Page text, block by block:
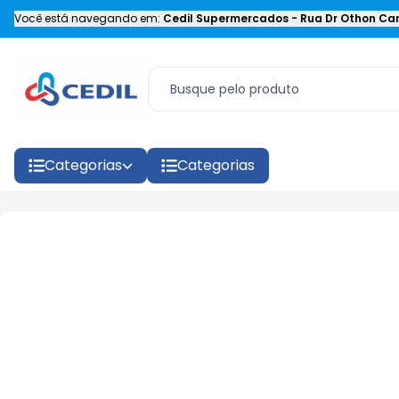
Você está navegando em: Cedil Supermercados - Rua Dr Othon
Categorias Categorias